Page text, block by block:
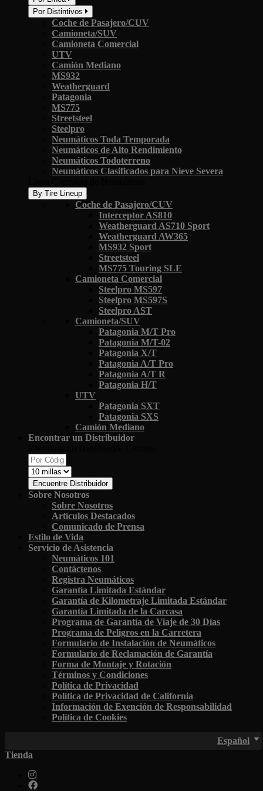
Por Distintivos
Coche de Pasajero/CUV
Camioneta/SUV
Camioneta Comercial
UTV
Camión Mediano
MS932
Weatherguard
Patagonia
MS775
Streetsteel
Steelpro
Neumáticos Toda Temporada
Neumáticos de Alto Rendimiento
Neumáticos Todoterreno
Neumáticos Clasificados para Nieve Severa
By Tire Lineup
Coche de Pasajero/CUV
Interceptor AS810
Weatherguard AS710 Sport
Weatherguard AW365
MS932 Sport
Streetsteel
MS775 Touring SLE
Camioneta Comercial
Steelpro MS597
Steelpro MS597S
Steelpro AST
Camioneta/SUV
Patagonia M/T Pro
Patagonia M/T-02
Patagonia X/T
Patagonia A/T Pro
Patagonia A/T R
Patagonia H/T
UTV
Patagonia SXT
Patagonia SXS
Camión Mediano
Encontrar un Distribuidor
Encuentre Distribuidor
Sobre Nosotros
Sobre Nosotros
Artículos Destacados
Comunicado de Prensa
Estilo de Vida
Servicio de Asistencia
Neumáticos 101
Contáctenos
Registra Neumáticos
Garantía Limitada Estándar
Garantía de Kilometraje Limitada Estándar
Garantía Limitada de la Carcasa
Programa de Garantía de Viaje de 30 Días
Programa de Peligros en la Carretera
Formulario de Instalación de Neumáticos
Formulario de Reclamación de Garantía
Forma de Montaje y Rotación
Términos y Condiciones
Política de Privacidad
Política de Privacidad de California
Información de Exención de Responsabilidad
Política de Cookies
Español
Tienda